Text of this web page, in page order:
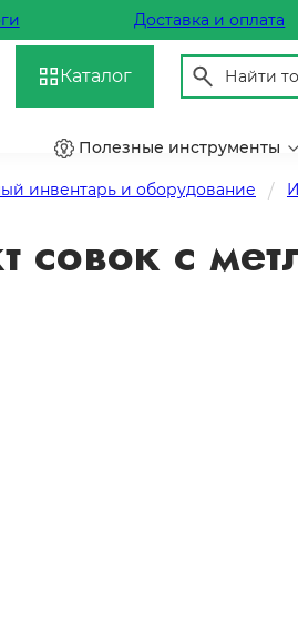
Доставка и оплата
Каталог
Полезные инструменты
инвентарь и оборудование
совок с